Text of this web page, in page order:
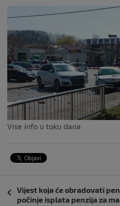
Vise info u toku dana
objava
Vijest koja će obradovati
počinje isplata penzija za